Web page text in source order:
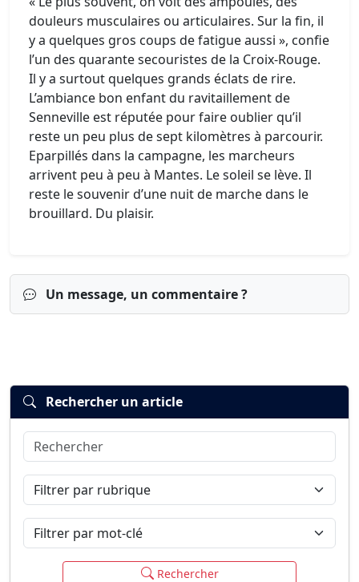
douleurs musculaires ou articulaires. Sur la fin, il
y a quelques gros coups de fatigue aussi », confie
l’un des quarante secouristes de la Croix-Rouge.
Il y a surtout quelques grands éclats de rire.
L’ambiance bon enfant du ravitaillement de
Senneville est réputée pour faire oublier qu’il
reste un peu plus de sept kilomètres à parcourir.
Eparpillés dans la campagne, les marcheurs
arrivent peu à peu à Mantes. Le soleil se lève. Il
reste le souvenir d’une nuit de marche dans le
brouillard. Du plaisir.
Un message, un commentaire ?
Connexion
Rechercher un article
Rechercher
Filtrer par rubrique
Filtrer par mot-clé
Rechercher